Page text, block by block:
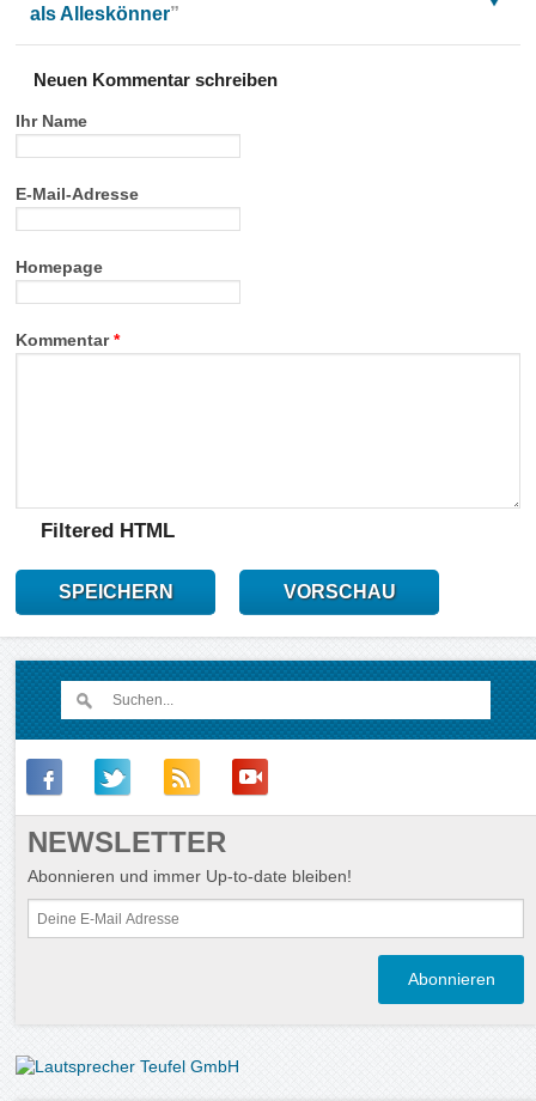
als Alleskönner”
Neuen Kommentar schreiben
Ihr Name
E-Mail-Adresse
Homepage
Kommentar*
Filtered HTML
SPEICHERN VORSCHAU
NEWSLETTER
Abonnieren und immer Up-to-date bleiben!